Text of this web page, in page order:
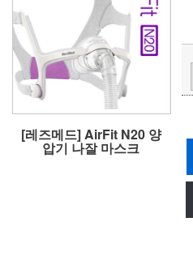
[레즈메드] AirFit N20 양
압기 나잘 마스크